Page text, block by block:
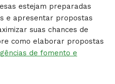
estejam preparadas
e apresentar propostas
suas chances de
como elaborar propostas
de fomento e